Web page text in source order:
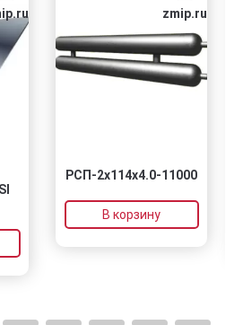
zmip.ru
РСП-2x114x4.0-11000
В корзину